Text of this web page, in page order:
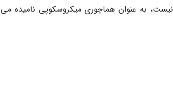
به عنوان هماچوری میکروسکوپی نامیده می